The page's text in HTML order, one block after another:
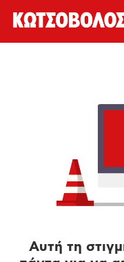
Αυτή τη